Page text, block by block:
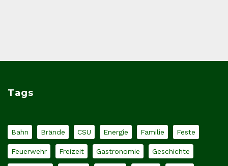
Tags
Bahn Brände CSU Energie Familie Feste
Feuerwehr Freizeit Gastronomie Geschichte